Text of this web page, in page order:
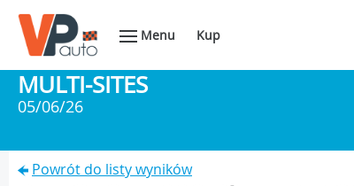
Menu Kup
MULTI-SITES
05/06/26
Powrót do listy wyników